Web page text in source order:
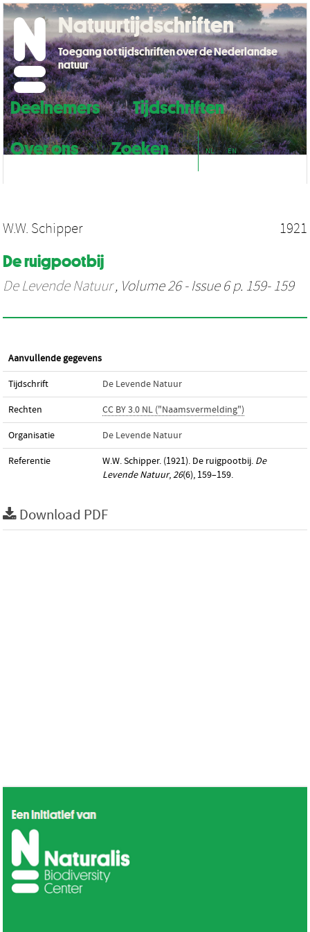
Deelnemers
Tijdschriften
Over ons
Zoeken NL EN
Natuurtijdschriften
Toegang tot tijdschriften over de Nederlandse
natuur
W.W. Schipper 1921
De ruigpootbij
De Levende Natuur, Volume 26 - Issue 6 p. 159- 159
Aanvullende gegevens
Tijdschrift De Levende Natuur
Rechten CC BY 3.0 NL ("Naamsvermelding")
Organisatie De Levende Natuur
Referentie W.W. Schipper. (1921). De ruigpootbij. De
Levende Natuur,26(6), 159–159.
Download PDF